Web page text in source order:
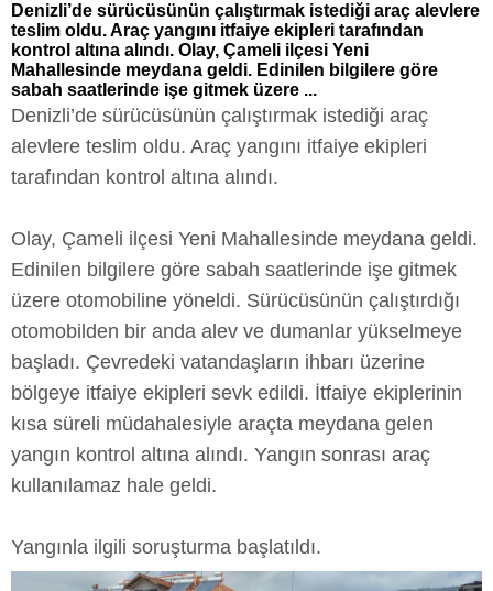
Denizli’de sürücüsünün çalıştırmak istediği araç alevlere
teslim oldu. Araç yangını itfaiye ekipleri tarafından
kontrol altına alındı. Olay, Çameli ilçesi Yeni
Mahallesinde meydana geldi. Edinilen bilgilere göre
sabah saatlerinde işe gitmek üzere ...
Denizli’de sürücüsünün çalıştırmak istediği araç
alevlere teslim oldu. Araç yangını itfaiye ekipleri
tarafından kontrol altına alındı.
Olay, Çameli ilçesi Yeni Mahallesinde meydana geldi.
Edinilen bilgilere göre sabah saatlerinde işe gitmek
üzere otomobiline yöneldi. Sürücüsünün çalıştırdığı
otomobilden bir anda alev ve dumanlar yükselmeye
başladı. Çevredeki vatandaşların ihbarı üzerine
bölgeye itfaiye ekipleri sevk edildi. İtfaiye ekiplerinin
kısa süreli müdahalesiyle araçta meydana gelen
yangın kontrol altına alındı. Yangın sonrası araç
kullanılamaz hale geldi.
Yangınla ilgili soruşturma başlatıldı.